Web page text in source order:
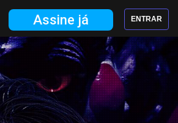
Assine já ENTRAR